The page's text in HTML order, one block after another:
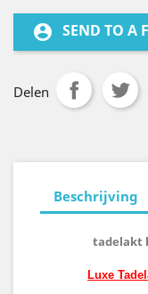
account_circle SEND TO A
Delen
Beschrijving
tadelakt
Luxe